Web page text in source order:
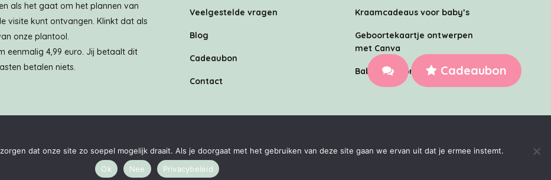
Cadeaubon
als het gaat om het plannen van
visite kunt ontvangen. Klinkt dat als
onze plantool.
eenmalig 4,99 euro. Jij betaalt dit
betalen niets.
Veelgestelde vragen
Blog
Cadeaubon
Contact
Kraamcadeaus voor baby’s
Geboortekaartje ontwerpen
met Canva
Babyborrel organiseren
voorwaarden|Privacybeleid| Kraamvisite.nl is ontwikkeld door het team vanMediaMere&TechMere
dat onze site zo soepel mogelijk draait. Als je doorgaat met het gebruiken van deze site gaan we ervan uit dat je ermee instemt.
Ok
Nee Privacybeleid